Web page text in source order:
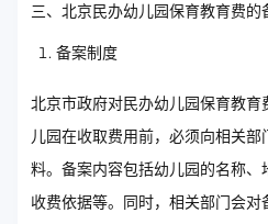
三、北京民办幼儿园保育教育费的
备案制度
北京市政府对民办幼儿园保育教
儿园在收取费用前，必须向相关
料。备案内容包括幼儿园的名称、
收费依据等。同时，相关部门会